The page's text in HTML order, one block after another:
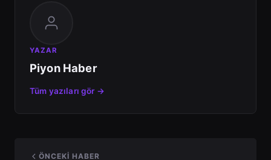
YAZAR
Piyon Haber
Tüm yazıları gör →
ÖNCEKI HABER